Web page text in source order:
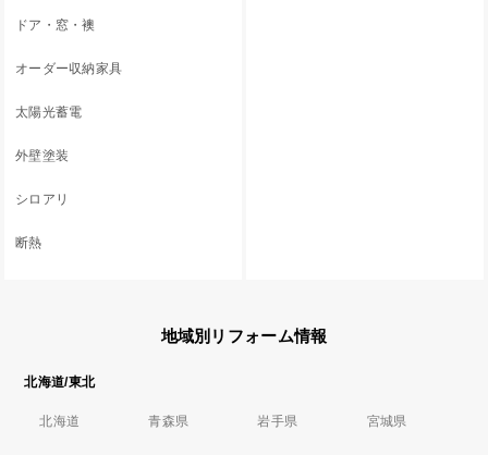
ドア・窓・襖
オーダー収納家具
太陽光蓄電
外壁塗装
シロアリ
断熱
地域別リフォーム情報
北海道/東北
北海道 青森県 岩手県 宮城県